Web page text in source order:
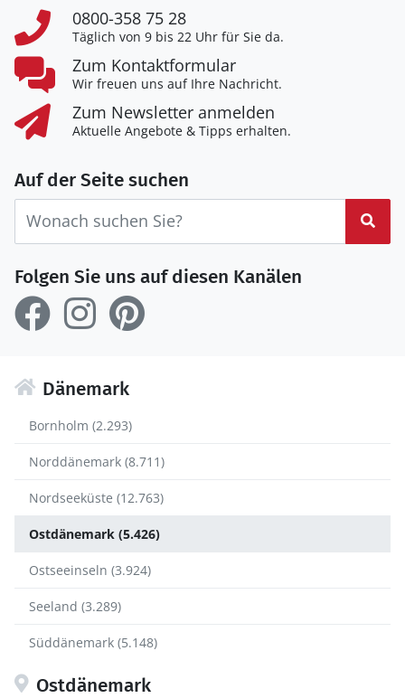
0800-358 75 28
Täglich von 9 bis 22 Uhr für Sie da.
Zum Kontaktformular
Wir freuen uns auf Ihre Nachricht.
Zum Newsletter anmelden
Aktuelle Angebote & Tipps erhalten.
Auf der Seite suchen
Folgen Sie uns auf diesen Kanälen
Dänemark
Bornholm (2.293)
Norddänemark (8.711)
Nordseeküste (12.763)
Ostdänemark (5.426)
Ostseeinseln (3.924)
Seeland (3.289)
Süddänemark (5.148)
Ostdänemark